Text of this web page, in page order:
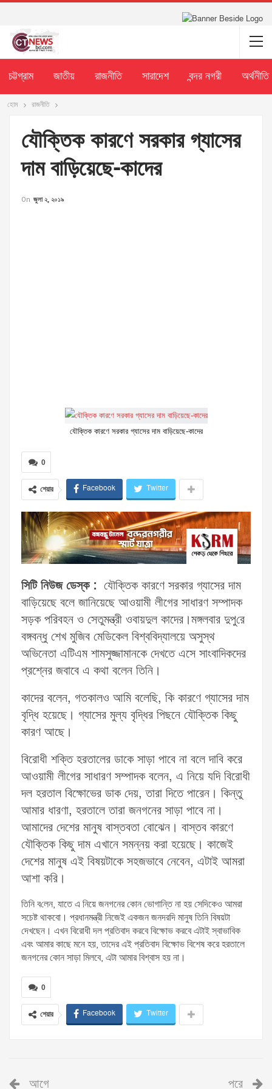
চট্টগ্রাম জাতীয় রাজনীতি সারাদেশ বন্দর নগরী অর্থনীতি
হোম রাজনীতি
যৌক্তিক কারণে সরকার গ্যাসের
দাম বাড়িয়েছে-কাদের
On জুলা ২, ২০১৯
যৌক্তিক কারণে সরকার গ্যাসের দাম বাড়িয়েছে-কাদের
0
শেয়ার Facebook Twitter
সিটি নিউজ ডেস্ক : যৌক্তিক কারণে সরকার গ্যাসের দাম
বাড়িয়েছে বলে জানিয়েছে আওয়ামী লীগের সাধারণ সম্পাদক
সড়ক পরিবহন ও সেতুমন্ত্রী ওবায়দুল কাদের।মঙ্গলবার দুপু‌রে
বঙ্গবন্ধু শেখ মুজিব মেডিকেল বিশ্ববিদ্যালয়ে অসুস্থ
অভিনেতা এটিএম শামসুজ্জামানকে দেখতে এসে সাংবাদিকদের
প্রশ্নের জবাবে এ কথা বলেন তিনি।
কাদের বলেন, গতকালও আমি বলেছি, কি কারণে গ্যাসের দাম
বৃদ্ধি হয়েছে। গ্যাসের মুল্য বৃদ্ধির পিছনে যৌক্তিক কিছু
কারণ আছে।
বিরোধী শক্তি হরতালের ডাকে সাড়া পাবে না বলে দাবি করে
আওয়ামী লীগের সাধারণ সম্পাদক বলেন, এ নিয়ে যদি বিরোধী
দল হরতাল বিক্ষোভের ডাক দেয়, তারা দিতে পারেন। কিন্তু
আমার ধারণা, হরতালে তারা জনগনের সাড়া পাবে না।
আমাদের দেশের মানুষ বাস্তবতা বোঝেন। বাস্তব কারণে
যৌক্তিক কিছু দাম এখানে সমন্নয় করা হয়েছে। কাজেই
দেশের মানুষ এই বিষয়টাকে সহজভাবে নেবেন, এটাই আমরা
আশা করি।
‌তি‌নি ব‌লেন, যাতে এ নিয়ে জনগনের কোন ভোগান্তি না হয় সেদিকেও আমরা
সচেষ্ট থাকবো। প্রধানমন্ত্রী নিজেই একজন জনদরদি মানুষ তিনি বিষয়টা
দেখছেন। এখন বিরোধী দল প্রতিবাদ করবে বিক্ষোভ করবে এটাই স্বাভাবিক
এবং আমার কাছে মনে হয়, তাদের এই প্রতিবাদ বিক্ষোভ বিশেষ করে হরতালে
জনগনের কোন সাড়া মিলবে, এটা আমার বিশ্বাস হয় না।
0
শেয়ার Facebook Twitter
আগে পরে